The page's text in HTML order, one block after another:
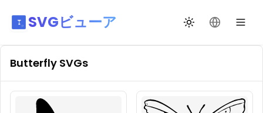
SVGビューア テーマ切替言語を変更
Butterfly SVGs